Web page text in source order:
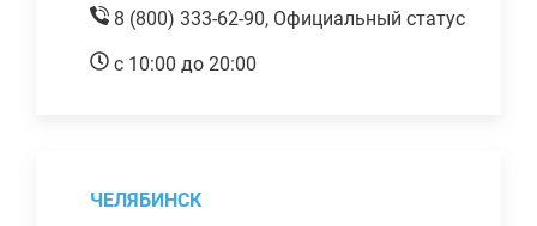
8 (800) 333-62-90, Официальный статус
с 10:00 до 20:00
ЧЕЛЯБИНСК